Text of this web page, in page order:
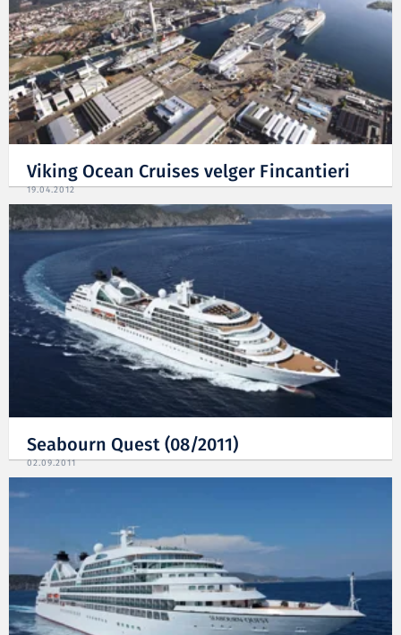
Viking Ocean Cruises velger Fincantieri
19.04.2012
Seabourn Quest (08/2011)
02.09.2011